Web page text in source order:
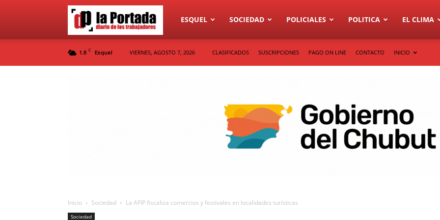
Diario
La
ESQUEL SOCIEDAD POLICIALES POLITICA EL CLIMA
1.8 C Esquel VIERNES, AGOSTO 7, 2026 CLASIFICADOS SUSCRIPCIONES PAGO ON LINE CONTACTO INICIO
Inicio Sociedad La AFIP fiscaliza comercios y festivales en localidades turísticas
Sociedad